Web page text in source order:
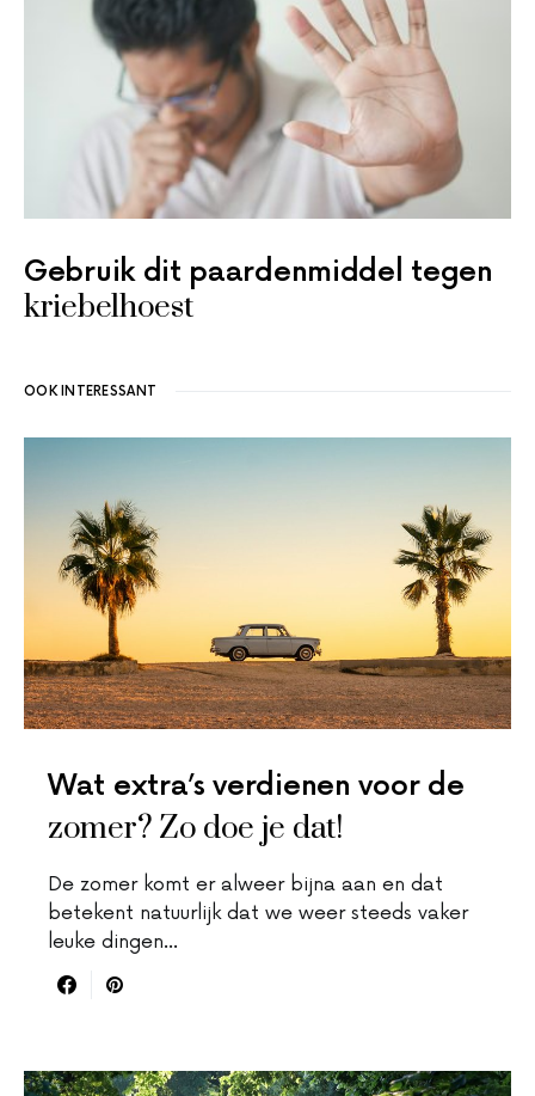
Gebruik dit paardenmiddel tegen
kriebelhoest
OOK INTERESSANT
Wat extra’s verdienen voor de
zomer? Zo doe je dat!
De zomer komt er alweer bijna aan en dat
betekent natuurlijk dat we weer steeds vaker
leuke dingen…